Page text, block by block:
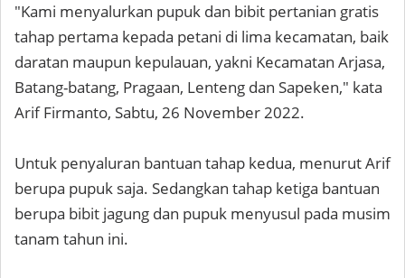
"Kami menyalurkan pupuk dan bibit pertanian gratis
tahap pertama kepada petani di lima kecamatan, baik
daratan maupun kepulauan, yakni Kecamatan Arjasa,
Batang-batang, Pragaan, Lenteng dan Sapeken," kata
Arif Firmanto, Sabtu, 26 November 2022.
Untuk penyaluran bantuan tahap kedua, menurut Arif
berupa pupuk saja. Sedangkan tahap ketiga bantuan
berupa bibit jagung dan pupuk menyusul pada musim
tanam tahun ini.